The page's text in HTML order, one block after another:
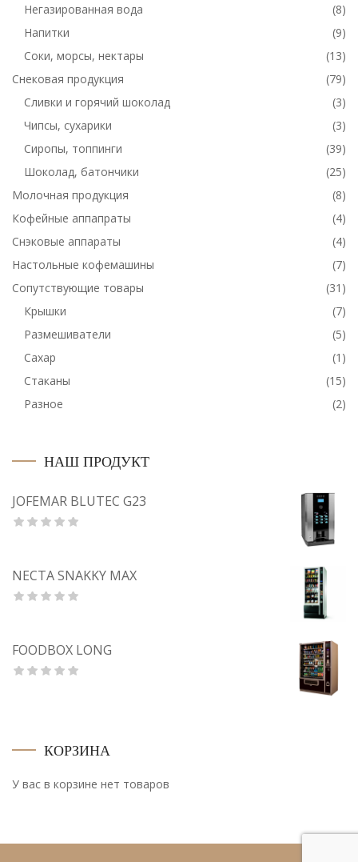
Негазированная вода
(8)
Напитки
(9)
Соки, морсы, нектары
(13)
Снековая продукция
(79)
Сливки и горячий шоколад
(3)
Чипсы, сухарики
(3)
Сиропы, топпинги
(39)
Шоколад, батончики
(25)
Молочная продукция
(8)
Кофейные аппапраты
(4)
Снэковые аппараты
(4)
Настольные кофемашины
(7)
Сопутствующие товары
(31)
Крышки
(7)
Размешиватели
(5)
Сахар
(1)
Стаканы
(15)
Разное
(2)
НАШ ПРОДУКТ
JOFEMAR BLUTEC G23
NECTA SNAKKY MAX
FOODBOX LONG
КОРЗИНА
У вас в корзине нет товаров